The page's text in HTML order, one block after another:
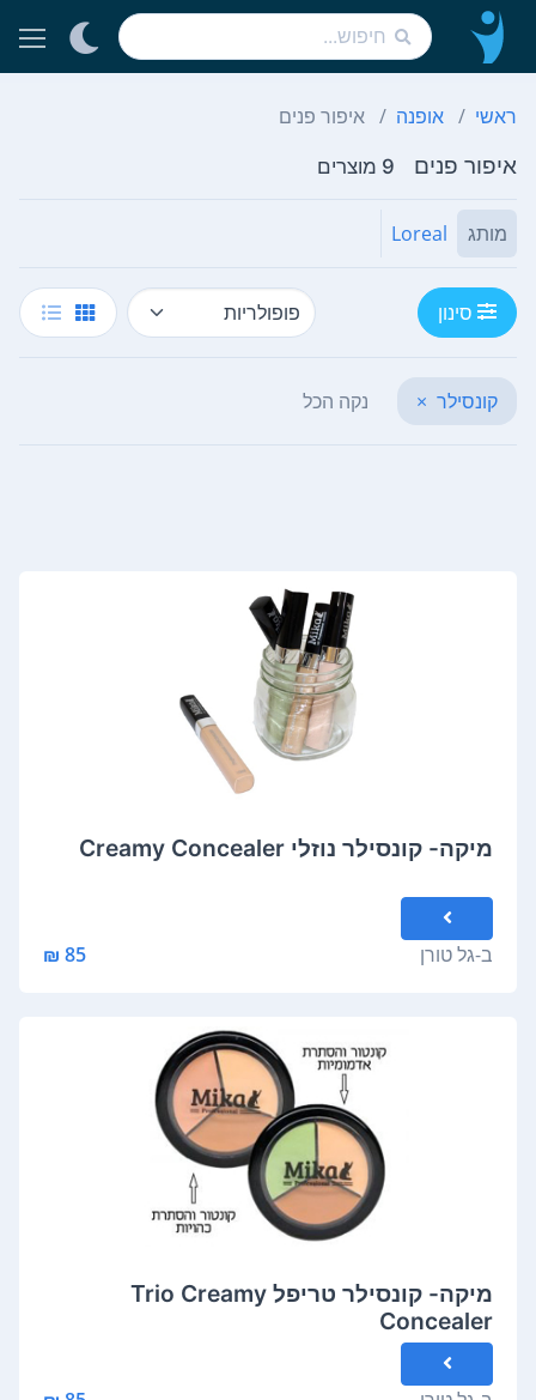
ראשי אופנה איפור פנים
איפור פנים 9 מוצרים
מותג Loreal
סינון
קונסילר × נקה הכל
מיקה- קונסילר נוזלי Creamy Concealer
ב-גל טורן 85 ₪
מיקה- קונסילר טריפל Trio Creamy
Concealer